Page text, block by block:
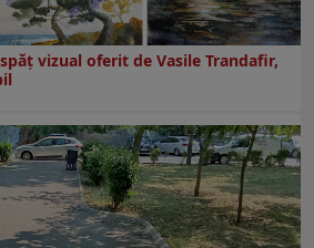
vizual oferit de Vasile Trandafir,